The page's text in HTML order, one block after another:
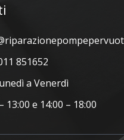
851652
a Venerdì
13:00 e 14:00 – 18:00